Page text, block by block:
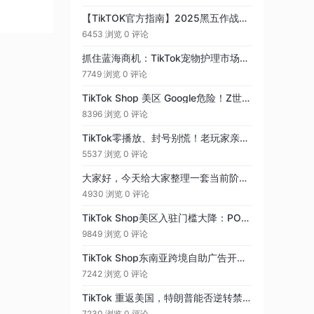
【TikTOK官方指南】2025黑五作战计划大图：三大升级，五大玩法
6453 浏览 0 评论
抓住蓝海商机：TikTok宠物护理市场的巨大潜力
7749 浏览 0 评论
TikTok Shop 美区 Google危险！Z世代更爱TIKTOK搜索
8396 浏览 0 评论
TikTok零播放、封号别慌！老玩家亲测的全流程破局方案，从素材到发布一步通
5537 浏览 0 评论
大家好，今天给大家整理一套当前阶段可直接落地的 TikTok 运营方案，适合个人起号、老号优化、矩阵运营，论坛分享版，简洁不啰嗦，拿去就能用。
4930 浏览 0 评论
TikTok Shop美区入驻门槛大降：POP跨境店&quot0流水&quot也能入驻，助力百万GMV突破！
9849 浏览 0 评论
TikTok Shop东南亚跨境自助广告开户功能上线
7242 浏览 0 评论
TikTok 重返美国，特朗普能否逆转禁令局面？